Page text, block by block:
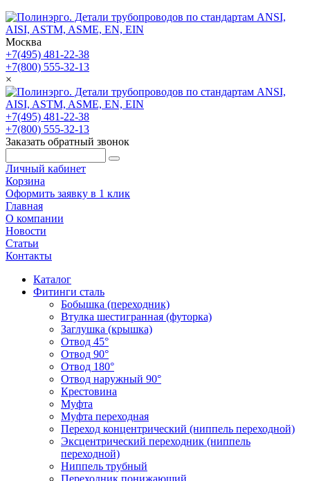
Москва
+7(495) 481-22-38
+7(800) 555-32-13
×
+7(495) 481-22-38
+7(800) 555-32-13
Заказать обратный звонок
Личный кабинет
Корзина
Оформить заявку в 1 клик
Главная
О компании
Новости
Статьи
Контакты
Каталог
Фитинги сталь
Бобышка (переходник)
Втулка шестигранная (футорка)
Заглушка (крышка)
Отвод 45°
Отвод 90°
Отвод 180°
Отвод наружный 90°
Крестовина
Муфта
Муфта переходная
Переход концентрический (ниппель переходной)
Эксцентрический переходник (ниппель
переходной)
Ниппель трубный
Переходник понижающий